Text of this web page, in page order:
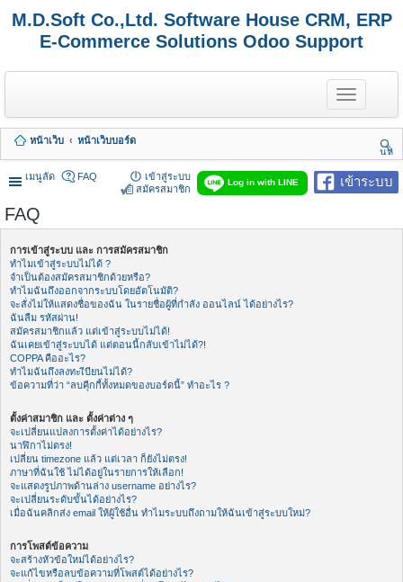
M.D.Soft Co.,Ltd. Software House CRM, ERP
E-Commerce Solutions Odoo Support
T
o
g
e
n
a
g
หน้าเว็บ
หน้าเว็บบอร์ด
นห
า
เมนูลัด
เข้าระบบ
Log in with LINE
FAQ
เข้าสู่ระบบ
สมัครสมาชิก
FAQ
การเข้าสู่ระบบ และ การสมัครสมาชิก
ทำไมเข้าสู่ระบบไม่ได้ ?
จำเป็นต้องสมัครสมาชิกด้วยหรือ?
ทำไมฉันถึงออกจากระบบโดยอัตโนมัติ?
จะสั่งไม่ให้แสดงชื่อของฉัน ในรายชื่อผู้ที่กำลัง ออนไลน์ ได้อย่างไร?
ฉันลืม รหัสผ่าน!
สมัครสมาชิกแล้ว แต่เข้าสู่ระบบไม่ได้!
ฉันเคยเข้าสู่ระบบได้ แต่ตอนนี้กลับเข้าไม่ได้?!
COPPA คืออะไร?
ทำไมฉันถึงลงทะเีบียนไม่ได้?
ข้อความที่ว่า “ลบคุีกกี้ทั้งหมดของบอร์ดนี้” ทำอะไร ?
ตั้งค่าสมาชิก และ ตั้งค่าต่าง ๆ
จะเปลี่ยนแปลงการตั้งค่าได้อย่างไร?
นาฬิกาไม่ตรง!
เปลี่ยน timezone แล้ว แต่เวลา ก็ยังไม่ตรง!
ภาษาที่ฉันใช้ ไม่ได้อยู่ในรายการให้เลือก!
จะแสดงรูปภาพด้านล่าง username อย่างไร?
จะเปลี่ยนระดับขั้นได้อย่างไร?
เมื่อฉันคลิกส่ง email ให้ผู้ใช้อื่น ทำไมระบบถึงถามให้ฉันเข้าสู่ระบบใหม่?
การโพสต์ข้อความ
จะสร้างหัวข้อใหม่ได้อย่างไร?
จะแก้ไขหรือลบข้อความที่โพสต์ได้อย่างไร?